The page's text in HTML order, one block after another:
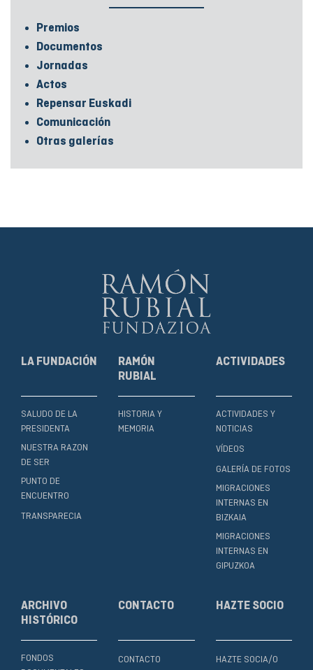
Premios
Documentos
Jornadas
Actos
Repensar Euskadi
Comunicación
Otras galerías
LA FUNDACIÓN
SALUDO DE LA
PRESIDENTA
NUESTRA RAZON
DE SER
PUNTO DE
ENCUENTRO
TRANSPARECIA
RAMÓN
RUBIAL
HISTORIA Y
MEMORIA
ACTIVIDADES
ACTIVIDADES Y
NOTICIAS
VÍDEOS
GALERÍA DE FOTOS
MIGRACIONES
INTERNAS EN
BIZKAIA
MIGRACIONES
INTERNAS EN
GIPUZKOA
ARCHIVO
HISTÓRICO
FONDOS
CONTACTO
CONTACTO
HAZTE SOCIO
HAZTE SOCIA/O